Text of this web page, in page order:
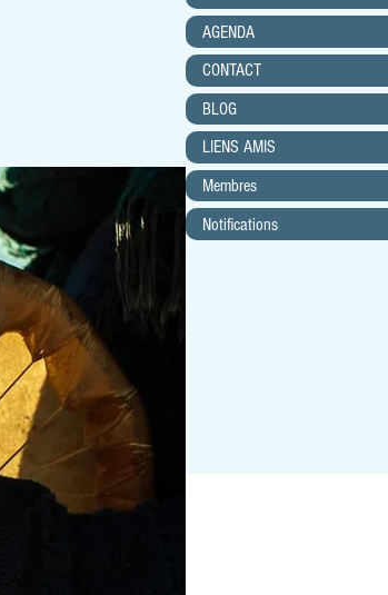
AGENDA
CONTACT
BLOG
LIENS AMIS
Membres
Notifications